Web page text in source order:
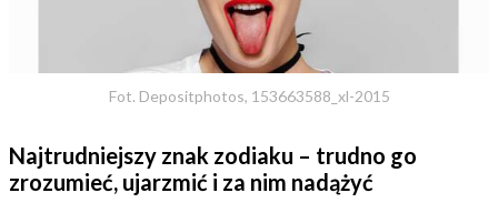
Fot. Depositphotos, 153663588_xl-2015
Najtrudniejszy znak zodiaku – trudno go
zrozumieć, ujarzmić i za nim nadążyć